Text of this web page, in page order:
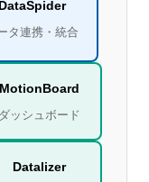
DataSpider
タ連携・統合
MotionBoard
ダッシュボード
Datalizer